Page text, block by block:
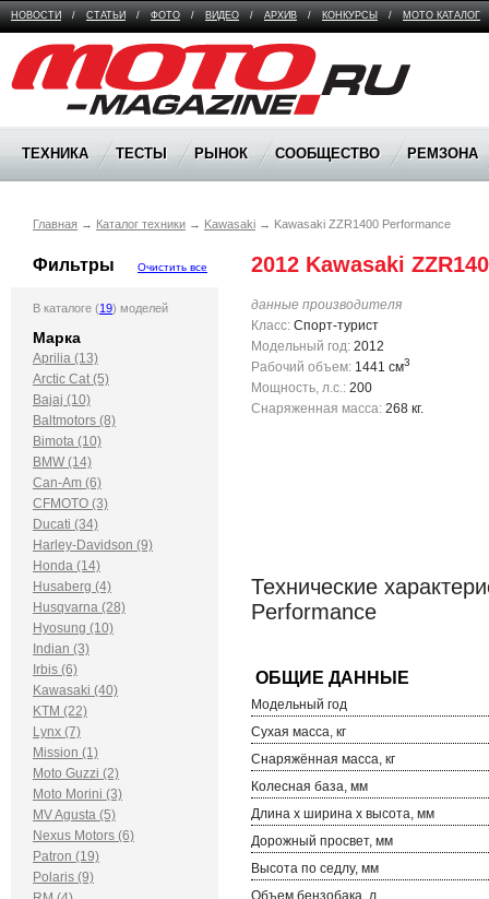
НОВОСТИ / СТАТЬИ / ФОТО / ВИДЕО / АРХИВ / КОНКУРСЫ / МОТО КАТАЛОГ
Moto Magazine
ТЕХНИКА ТЕСТЫ РЫНОК СООБЩЕСТВО РЕМЗОНА
Главная → Каталог техники → Kawasaki → Kawasaki ZZR1400 Performance
Фильтры Очистить все
В каталоге (19) моделей
Марка
Aprilia (13)
Arctic Cat (5)
Bajaj (10)
Baltmotors (8)
Bimota (10)
BMW (14)
Can-Am (6)
CFMOTO (3)
Ducati (34)
Harley-Davidson (9)
Honda (14)
Husaberg (4)
Husqvarna (28)
Hyosung (10)
Indian (3)
Irbis (6)
Kawasaki (40)
KTM (22)
Lynx (7)
Mission (1)
Moto Guzzi (2)
Moto Morini (3)
MV Agusta (5)
Nexus Motors (6)
Patron (19)
Polaris (9)
2012 Kawasaki
данные производителя
Класс: Спорт-турист
Модельный год: 2012
Рабочий объем: 1441 см3
Мощность, л.с.: 200
Снаряженная масса: 268 кг.
Технические
Performance
Модельный год
Сухая масса, кг
Снаряжённая масса, кг
Колесная база, мм
Длина х ширина х высота, мм
Дорожный просвет, мм
Высота по седлу, мм
Объем бензобака, л